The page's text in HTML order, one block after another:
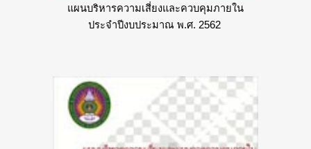
แผนบริหารความเสี่ยงและควบคุมภายใน
ประจำปีงบประมาณ พ.ศ. 2562